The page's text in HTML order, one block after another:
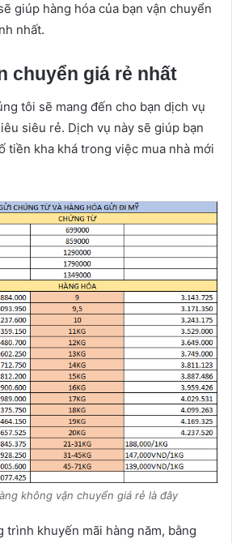
giúp hàng hóa của bạn vận chuyển
nhất.
chuyển giá rẻ nhất
tôi sẽ mang đến cho bạn dịch vụ
siêu rẻ. Dịch vụ này sẽ giúp bạn
tiền kha khá trong việc mua nhà mới
không vận chuyển giá rẻ là đây
trình khuyến mãi hàng năm, bằng